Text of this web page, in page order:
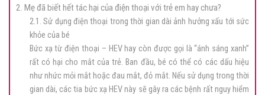
2. Mẹ đã biết hết tác hại của điện thoại với trẻ em hay chưa?
2.1. Sử dụng điện thoại trong thời gian dài ảnh hưởng xấu tới sức
khỏe của bé
Bức xạ từ điện thoại – HEV hay còn được gọi là “ánh sáng xanh”
rất có hại cho mắt của trẻ. Ban đầu, bé có thể có các dấu hiệu
như nhức mỏi mắt hoặc đau mắt, đỏ mắt. Nếu sử dụng trong thời
gian dài, các tia bức xạ HEV này sẽ gây ra các bệnh rất nguy hiểm